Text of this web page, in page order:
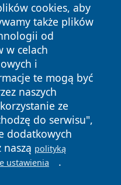
cookies, aby
także plików
od
w celach
i
te mogą być
naszych
ze
do serwisu",
dodatkowych
polityką
ustawienia .
prawa
Polityka
Cookies